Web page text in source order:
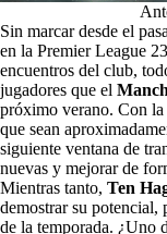
Sin marcar desde el
en la Premier League
encuentros del club,
jugadores que el
próximo verano. Con la
que sean
siguiente ventana de
nuevas y mejorar de
Mientras tanto, Ten
demostrar su potencial,
de la temporada. ¿Uno